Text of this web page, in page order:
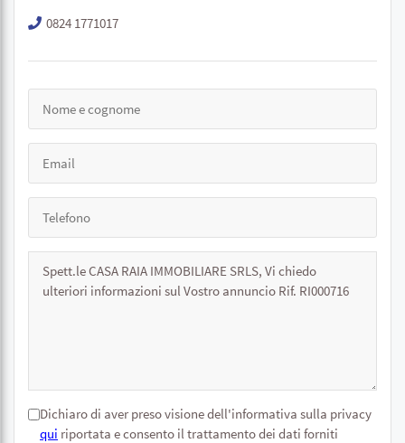
0824 1771017
Dichiaro di aver preso visione dell'informativa sulla privacy
qui riportata e consento il trattamento dei dati forniti